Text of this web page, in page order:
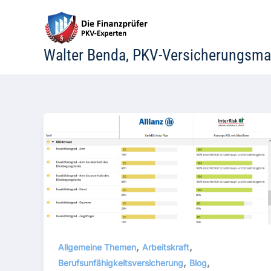
Walter Benda, PKV-
Allgemeine Themen, Arbeitskraft,
Berufsunfähigkeitsversicherung, Blog,